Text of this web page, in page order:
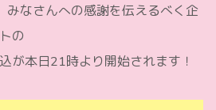
みなさんへの感謝を伝えるべく企
の
が本日21時より開始されます！